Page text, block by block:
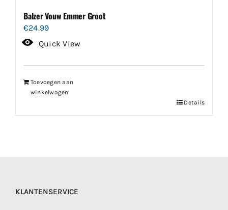
Balzer Vouw Emmer Groot
€24.99
Quick View
Toevoegen aan
winkelwagen
Details
KLANTENSERVICE